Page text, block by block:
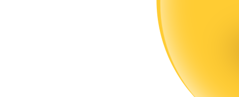
Análisis de big data que incluye información comercial, etc.